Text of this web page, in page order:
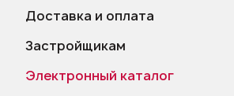
Доставка и оплата
Застройщикам
Электронный каталог